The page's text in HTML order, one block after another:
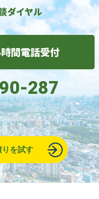
ダイヤル
間電話受付
287
りを試す